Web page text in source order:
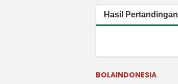
Hasil Pertandingan
BOLAINDONESIA